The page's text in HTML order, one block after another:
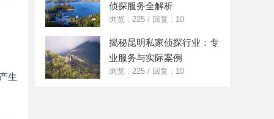
生
侦探服务全解析
浏览 : 225 / 回复 : 10
揭秘昆明私家侦探行业：专
业服务与实际案例
浏览 : 225 / 回复 : 10